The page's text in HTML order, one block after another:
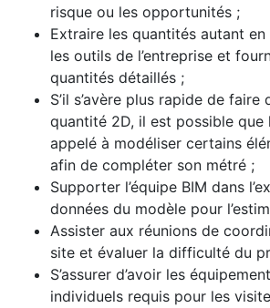
risque ou les opportunités ;
Extraire les quantités autant en
les outils de l’entreprise et
quantités détaillés ;
S’il s’avère plus rapide de faire
quantité 2D, il est possible que
appelé à modéliser certains
afin de compléter son métré ;
Supporter l’équipe BIM dans
données du modèle pour
Assister aux réunions de
site et évaluer la difficulté du
S’assurer d’avoir les
individuels requis pour les